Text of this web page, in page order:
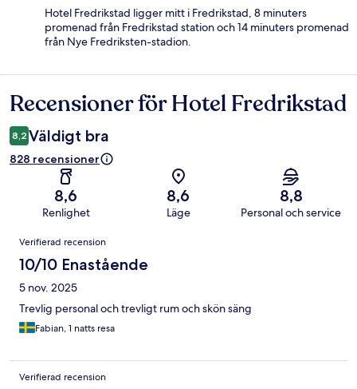
Hotel Fredrikstad ligger mitt i Fredrikstad, 8 minuters
promenad från Fredrikstad station och 14 minuters promenad
från Nye Fredriksten-stadion.
Recensioner
Recensioner för Hotel Fredrikstad
8,2 Väldigt bra
828 recensioner
8,6
Renlighet
8,6
Läge
8,8
Personal och service
Recensioner
Verifierad recension
10/10 Enastående
5 nov. 2025
Trevlig personal och trevligt rum och skön säng
Fabian, 1 natts resa
Verifierad recension